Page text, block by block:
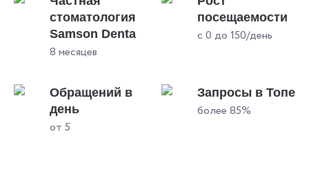
стоматология
Samson Denta
8 месяцев
посещаемости
с 0 до 150/день
Обращений в
день
от 5
Запросы в Топе
более 85%